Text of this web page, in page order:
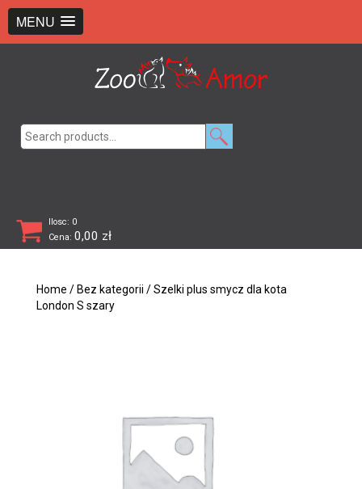
MENU
Ilosc: 0
Cena: 0,00 zł
Home / Bez kategorii / Szelki plus smycz dla kota
London S szary